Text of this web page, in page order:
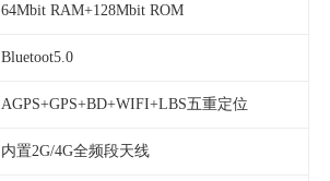
64Mbit RAM+128Mbit ROM
Bluetoot5.0
AGPS+GPS+BD+WIFI+LBS五重定位
内置2G/4G全频段天线